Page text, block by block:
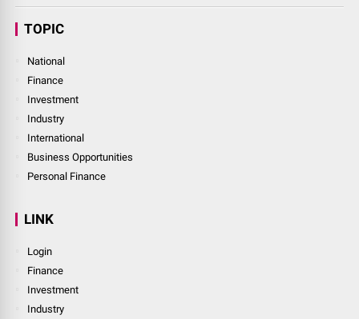
TOPIC
National
Finance
Investment
Industry
International
Business Opportunities
Personal Finance
LINK
Login
Finance
Investment
Industry